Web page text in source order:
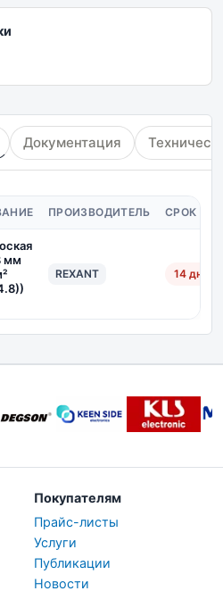
Документация
ПРОИЗВОДИТЕЛЬ СРОК
мм
REXANT 14 дн.
Покупателям
Прайс-листы
Услуги
Публикации
Новости